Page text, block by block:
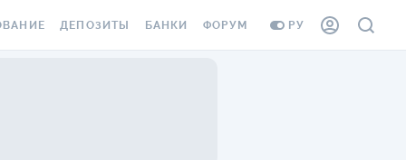
РУ
ДЕПОЗИТЫ БАНКИ ФОРУМ